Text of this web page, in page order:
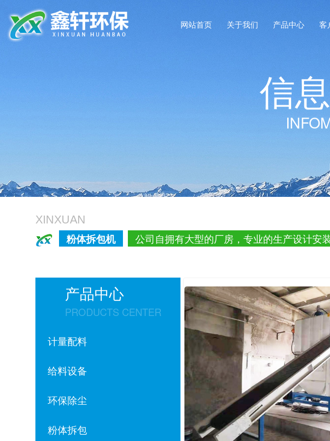
网站首页 关于我们 产品中心 客
信息
XINXUAN
粉体拆包机 公司自拥有大型的厂房，专业的生产设计安
产品中心
PRODUCTS CENTER
计量配料
给料设备
环保除尘
粉体拆包